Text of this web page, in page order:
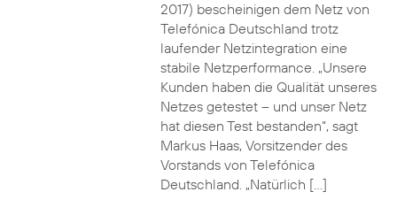
2017) bescheinigen dem Netz von
Telefónica Deutschland trotz
laufender Netzintegration eine
stabile Netzperformance. „Unsere
Kunden haben die Qualität unseres
Netzes getestet – und unser Netz
hat diesen Test bestanden“, sagt
Markus Haas, Vorsitzender des
Vorstands von Telefónica
Deutschland. „Natürlich […]